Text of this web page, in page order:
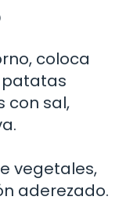
coloca
patatas
con sal,
vegetales,
aderezado.